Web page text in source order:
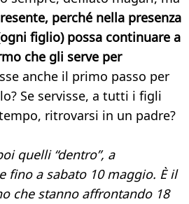
perché nella presenza
figlio) possa continuare a
che gli serve per
anche il primo passo per
Se servisse, a tutti i figli
ritrovarsi in un padre?
quelli “dentro”, a
fino a sabato 10 maggio. È il
che stanno affrontando 18